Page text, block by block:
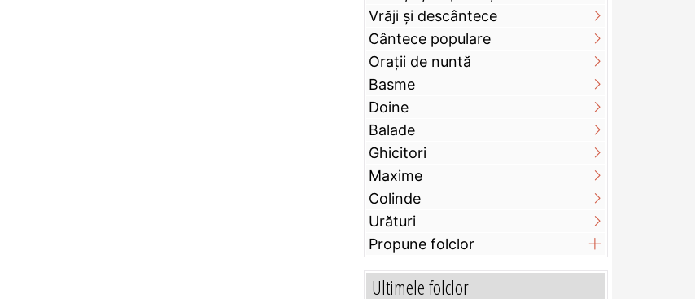
Vrăji și descântece
Cântece populare
Orații de nuntă
Basme
Doine
Balade
Ghicitori
Maxime
Colinde
Urături
Propune folclor
Ultimele folclor